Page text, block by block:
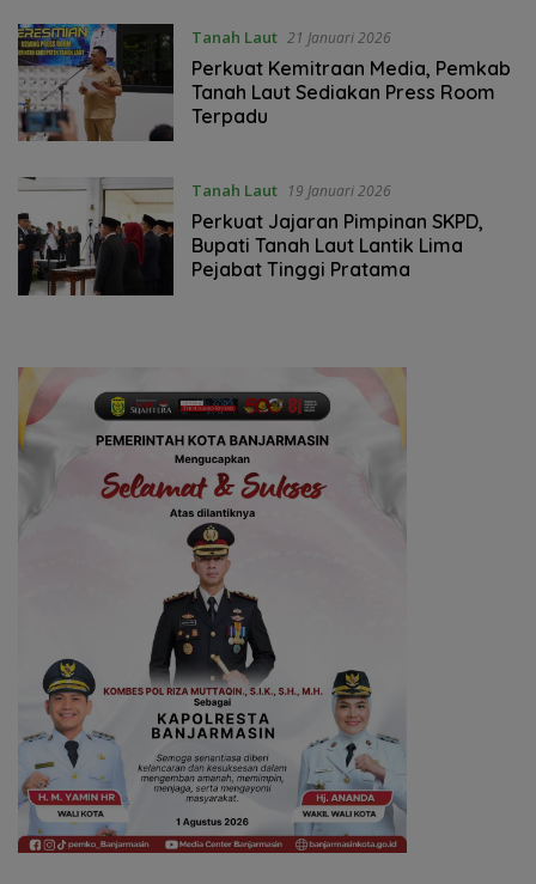
Tanah Laut 21 Januari 2026
Perkuat Kemitraan Media, Pemkab
Tanah Laut Sediakan Press Room
Terpadu
Tanah Laut 19 Januari 2026
Perkuat Jajaran Pimpinan SKPD,
Bupati Tanah Laut Lantik Lima
Pejabat Tinggi Pratama